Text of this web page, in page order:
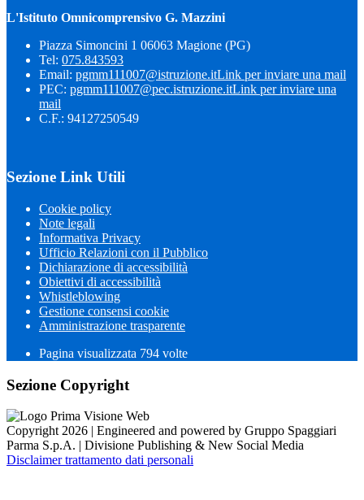
L'Istituto Omnicomprensivo G. Mazzini
Piazza Simoncini 1 06063 Magione (PG)
Tel: 075.843593
Email: pgmm111007@istruzione.itLink per inviare una mail
PEC: pgmm111007@pec.istruzione.itLink per inviare una
mail
C.F.: 94127250549
Sezione Link Utili
Cookie policy
Note legali
Informativa Privacy
Ufficio Relazioni con il Pubblico
Dichiarazione di accessibilità
Obiettivi di accessibilità
Whistleblowing
Gestione consensi cookie
Amministrazione trasparente
Pagina visualizzata 794 volte
Sezione Copyright
Copyright 2026 | Engineered and powered by Gruppo Spaggiari
Parma S.p.A. | Divisione Publishing & New Social Media
Disclaimer trattamento dati personali